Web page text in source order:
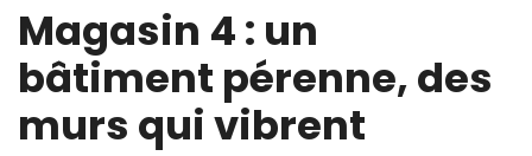
Magasin 4 : un
bâtiment pérenne, des
murs qui vibrent